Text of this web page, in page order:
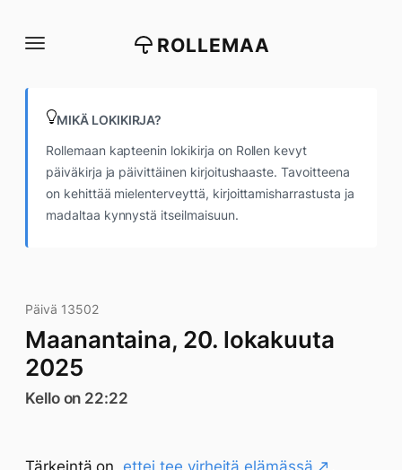
suoraan
ROLLEMAA
MIKÄ LOKIKIRJA?
Rollemaan kapteenin lokikirja on Rollen kevyt
päiväkirja ja päivittäinen kirjoitushaaste. Tavoitteena
on kehittää mielenterveyttä, kirjoittamisharrastusta ja
madaltaa kynnystä itseilmaisuun.
Päivä 13502
Maanantaina, 20. lokakuuta
2025
Kello on 22:22
Tärkeintä on, ettei tee virheitä elämässä
,